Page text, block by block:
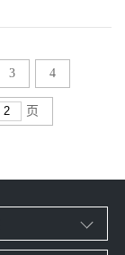
3 4
页